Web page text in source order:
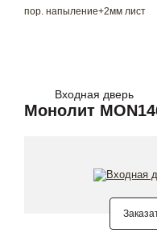
пор. напыление+2мм лист
Входная дверь
Монолит